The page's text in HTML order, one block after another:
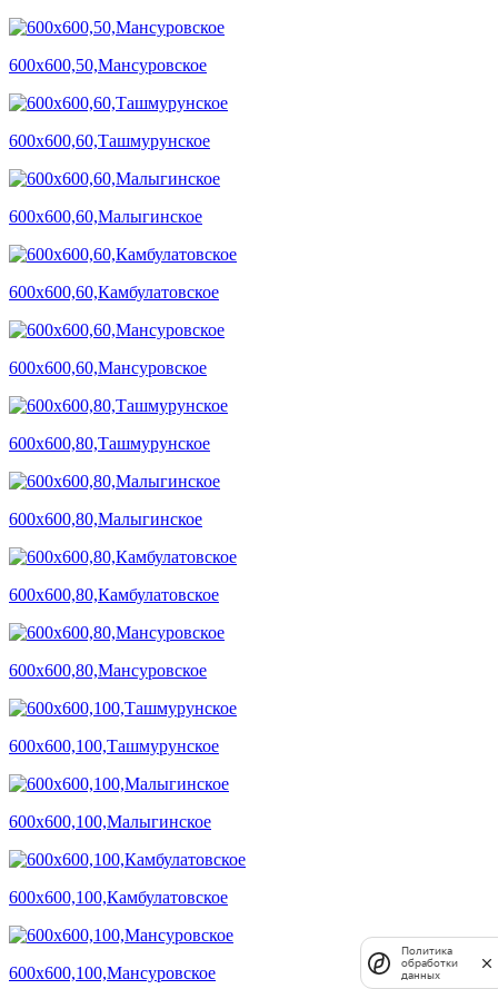
600х600,50,Мансуровское
600х600,60,Ташмурунское
600х600,60,Малыгинское
600х600,60,Камбулатовское
600х600,60,Мансуровское
600х600,80,Ташмурунское
600х600,80,Малыгинское
600х600,80,Камбулатовское
600х600,80,Мансуровское
600х600,100,Ташмурунское
600х600,100,Малыгинское
600х600,100,Камбулатовское
600х600,100,Мансуровское
Политика
обработки
данных